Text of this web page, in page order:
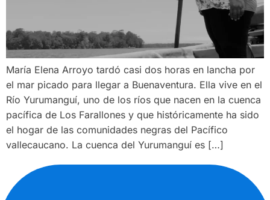
María Elena Arroyo tardó casi dos horas en lancha por
el mar picado para llegar a Buenaventura. Ella vive en el
Río Yurumanguí, uno de los ríos que nacen en la cuenca
pacífica de Los Farallones y que históricamente ha sido
el hogar de las comunidades negras del Pacífico
vallecaucano. La cuenca del Yurumanguí es […]